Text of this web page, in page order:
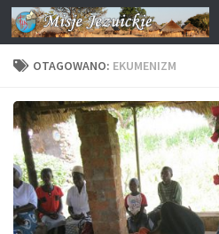
Przejdź do treści
OTAGOWANO: EKUMENIZM